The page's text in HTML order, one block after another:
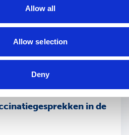
Allow all
Allow selection
Deny
in de
11 februari 2020